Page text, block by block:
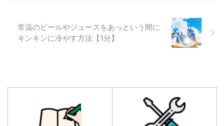
常温のビールやジュースをあっという間に
キンキンに冷やす方法【1分】